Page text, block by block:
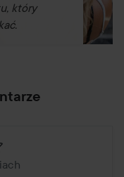
który